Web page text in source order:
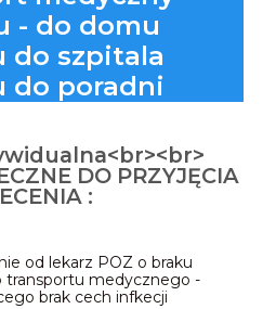
- do domu
do szpitala
do poradni
DO PRZYJĘCIA
:
od lekarz POZ o braku
transportu medycznego -
brak cech infkecji